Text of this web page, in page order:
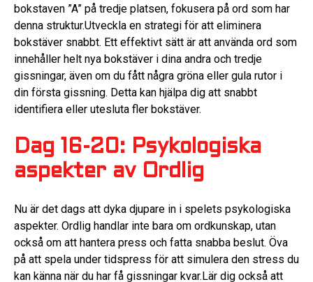
bokstaven ”A” på tredje platsen, fokusera på ord som har
denna struktur.Utveckla en strategi för att eliminera
bokstäver snabbt. Ett effektivt sätt är att använda ord som
innehåller helt nya bokstäver i dina andra och tredje
gissningar, även om du fått några gröna eller gula rutor i
din första gissning. Detta kan hjälpa dig att snabbt
identifiera eller utesluta fler bokstäver.
Dag 16-20: Psykologiska
aspekter av Ordlig
Nu är det dags att dyka djupare in i spelets psykologiska
aspekter. Ordlig handlar inte bara om ordkunskap, utan
också om att hantera press och fatta snabba beslut. Öva
på att spela under tidspress för att simulera den stress du
kan känna när du har få gissningar kvar.Lär dig också att